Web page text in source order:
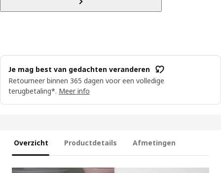
Je mag best van gedachten veranderen
Retourneer binnen 365 dagen voor een volledige
terugbetaling*. Meer info
Overzicht Productdetails Afmetingen